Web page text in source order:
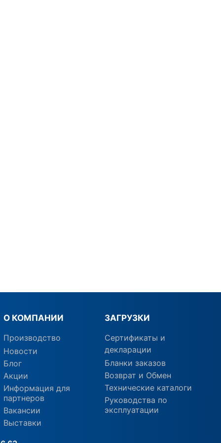
О КОМПАНИИ
Производство
Новости
Блог
Акции
Информация для
партнеров
Вакансии
Выставки
ЗАГРУЗКИ
Сертификаты и
декларации
Бланки заказов
Возврат и Обмен
Технические каталоги
Руководства по
эксплуатации